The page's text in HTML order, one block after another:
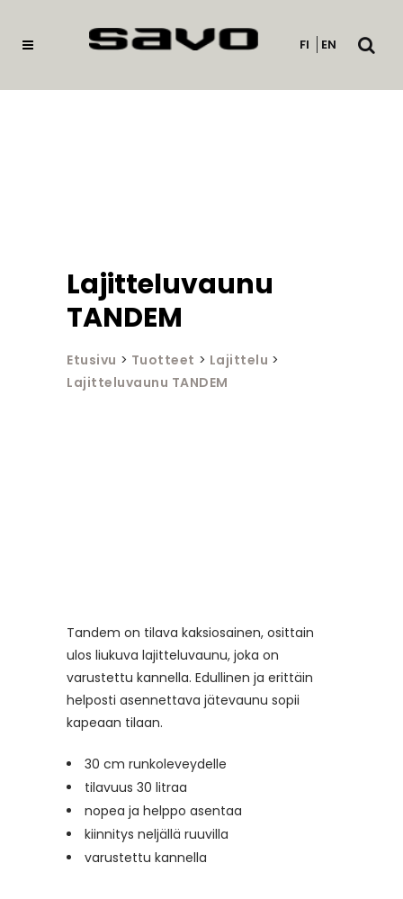
FI EN
Avaa
Lajitteluvaunu
TANDEM
Etusivu > Tuotteet > Lajittelu >
Lajitteluvaunu TANDEM
Tandem on tilava kaksiosainen, osittain
ulos liukuva lajitteluvaunu, joka on
varustettu kannella. Edullinen ja erittäin
helposti asennettava jätevaunu sopii
kapeaan tilaan.
30 cm runkoleveydelle
tilavuus 30 litraa
nopea ja helppo asentaa
kiinnitys neljällä ruuvilla
varustettu kannella